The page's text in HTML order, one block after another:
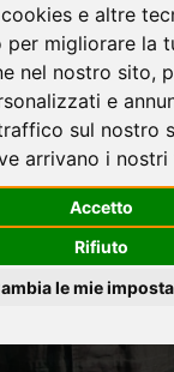
e altre
migliorare la
nel nostro sito,
e
sul nostro
arrivano i
Accetto
Rifiuto
le mie